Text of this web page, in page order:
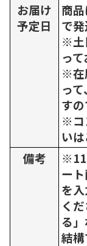
お届け
予定日
商
で発
※土
って
※在
っ
す
※コ
い
備考
※11
ー
を
く
る
結構